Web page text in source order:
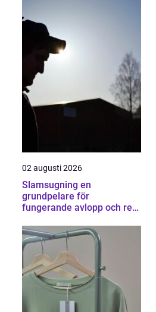
02 augusti 2026
Slamsugning en
grundpelare för
fungerande avlopp och ren